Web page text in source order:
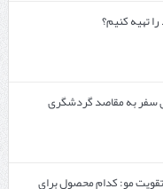
تهیه کنیم؟
سفر به مقاصد گردشگری
مو: کدام محصول برای